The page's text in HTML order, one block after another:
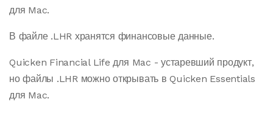
для Mac.
В файле .LHR хранятся финансовые данные.
Quicken Financial Life для Mac - устаревший продукт,
но файлы .LHR можно открывать в Quicken Essentials
для Mac.